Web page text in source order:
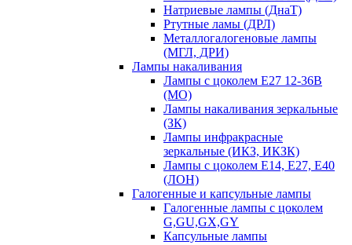
Натриевые лампы (ДнаТ)
Ртутные ламы (ДРЛ)
Металлогалогеновые лампы
(МГЛ, ДРИ)
Лампы накаливания
Лампы с цоколем Е27 12-36В
(МО)
Лампы накаливания зеркальные
(ЗК)
Лампы инфракрасные
зеркальные (ИКЗ, ИКЗК)
Лампы с цоколем Е14, Е27, Е40
(ЛОН)
Галогенные и капсульные лампы
Галогенные лампы с цоколем
G,GU,GX,GY
Капсульные лампы